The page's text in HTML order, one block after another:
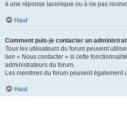
à une réponse laconique ou à ne pas
Haut
Comment puis-je contacter un
Tous les utilisateurs du forum peuvent
lien « Nous contacter » si cette
administrateurs du forum.
Les membres du forum peuvent également
Haut